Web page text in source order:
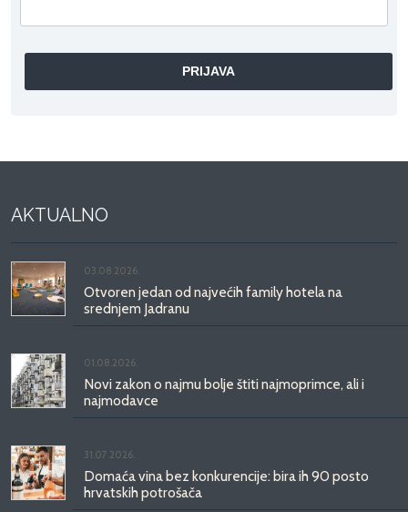
AKTUALNO
03.08.2026.
Otvoren jedan od najvećih family hotela na
srednjem Jadranu
01.08.2026.
Novi zakon o najmu bolje štiti najmoprimce, ali i
najmodavce
31.07.2026.
Domaća vina bez konkurencije: bira ih 90 posto
hrvatskih potrošača